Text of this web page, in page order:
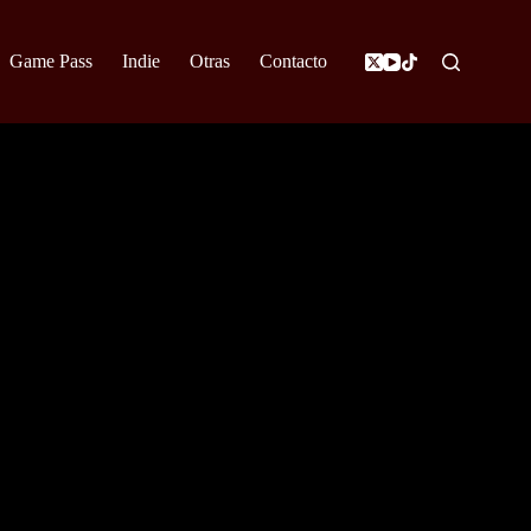
Game Pass Indie Otras Contacto